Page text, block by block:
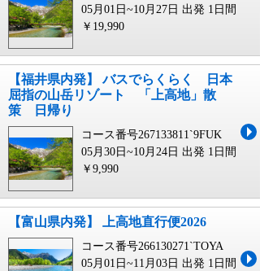
05月01日~10月27日 出発 1日間
￥19,990
【福井県内発】 バスでらくらく 日本
屈指の山岳リゾート 「上高地」散
策 日帰り
コース番号267133811`9FUK
05月30日~10月24日 出発 1日間
￥9,990
【富山県内発】 上高地直行便2026
コース番号266130271`TOYA
05月01日~11月03日 出発 1日間